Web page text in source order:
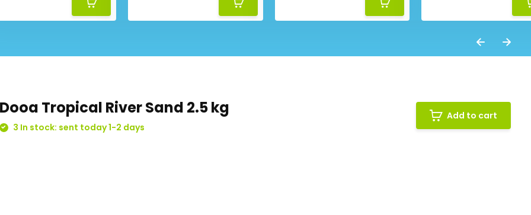
Dooa Tropical River Sand 2.5 kg
3 In stock: sent today 1-2 days
Add to cart